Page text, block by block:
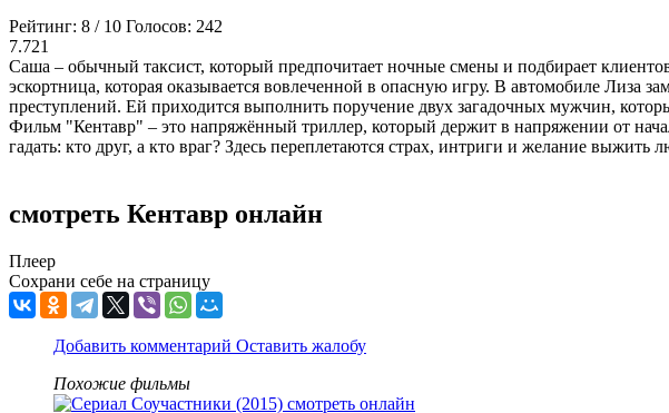
Рейтинг: 8 / 10 Голосов: 242
7.721
Саша – обычный таксист, который предпочитает ночные смены и подбирает
эскортница, которая оказывается вовлеченной в опасную игру. В автомобиле Лиза
преступлений. Ей приходится выполнить поручение двух загадочных мужчин,
Фильм "Кентавр" – это напряжённый триллер, который держит в напряжении от
гадать: кто друг, а кто враг? Здесь переплетаются страх, интриги и желание
смотреть Кентавр онлайн
Плеер
Сохрани себе на страницу
Добавить комментарий Оставить жалобу
Похожие фильмы